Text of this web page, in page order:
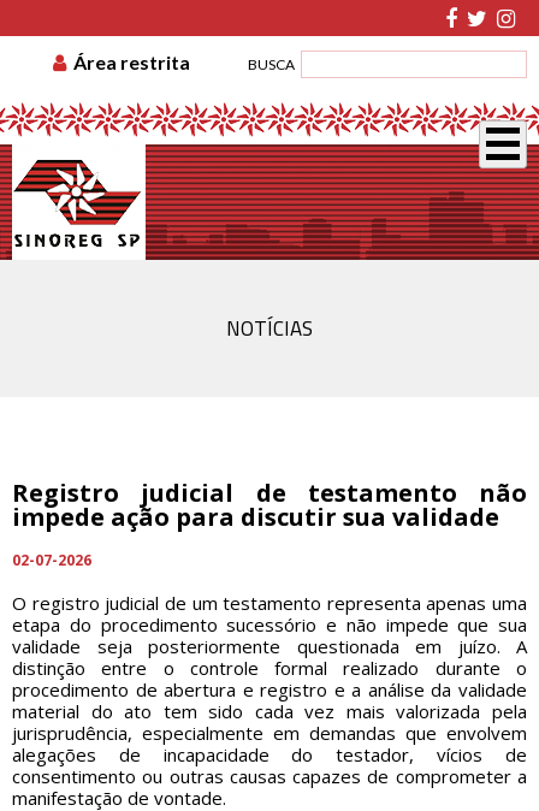
TABELA DE CUSTAS ASSOCIE-SE
GUIA DE
BUSCA
Área restrita
NOTÍCIAS
Registro judicial de testamento não
impede ação para discutir sua validade
02-07-2026
O registro judicial de um testamento representa apenas uma
etapa do procedimento sucessório e não impede que sua
validade seja posteriormente questionada em juízo. A
distinção entre o controle formal realizado durante o
procedimento de abertura e registro e a análise da validade
material do ato tem sido cada vez mais valorizada pela
jurisprudência, especialmente em demandas que envolvem
alegações de incapacidade do testador, vícios de
consentimento ou outras causas capazes de comprometer a
manifestação de vontade.